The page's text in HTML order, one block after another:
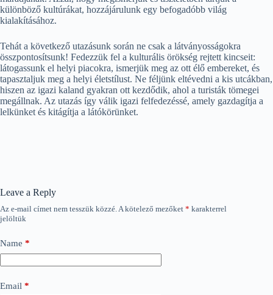
különböző kultúrákat, hozzájárulunk egy befogadóbb világ
kialakításához.
Tehát a következő utazásunk során ne csak a látványosságokra
összpontosítsunk! Fedezzük fel a kulturális örökség rejtett kincseit:
látogassunk el helyi piacokra, ismerjük meg az ott élő embereket, és
tapasztaljuk meg a helyi életstílust. Ne féljünk eltévedni a kis utcákban,
hiszen az igazi kaland gyakran ott kezdődik, ahol a turisták tömegei
megállnak. Az utazás így válik igazi felfedezéssé, amely gazdagítja a
lelkünket és kitágítja a látókörünket.
Leave a Reply
Az e-mail címet nem tesszük közzé.A kötelező mezőket * karakterrel
jelöltük
Name *
Email *